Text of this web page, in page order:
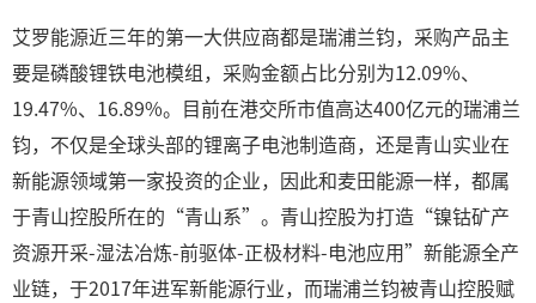
艾罗能源近三年的第一大供应商都是瑞浦兰钧，采购产品主
要是磷酸锂铁电池模组，采购金额占比分别为12.09%、
19.47%、16.89%。目前在港交所市值高达400亿元的瑞浦兰
钧，不仅是全球头部的锂离子电池制造商，还是青山实业在
新能源领域第一家投资的企业，因此和麦田能源一样，都属
于青山控股所在的“青山系”。青山控股为打造“镍钴矿产
资源开采-湿法冶炼-前驱体-正极材料-电池应用”新能源全产
业链，于2017年进军新能源行业，而瑞浦兰钧被青山控股赋